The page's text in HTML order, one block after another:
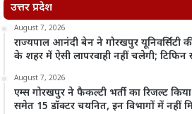
उत्तर प्रदेश
August 7, 2026
राज्यपाल आनंदी बेन ने गोरखपुर यूनिवर्सिटी
के शहर में ऐसी लापरवाही नहीं चलेगी; टिफिन
August 7, 2026
एम्स गोरखपुर ने फैकल्टी भर्ती का रिजल्ट किया
समेत 15 डॉक्टर चयनित, इन विभागों में नहीं